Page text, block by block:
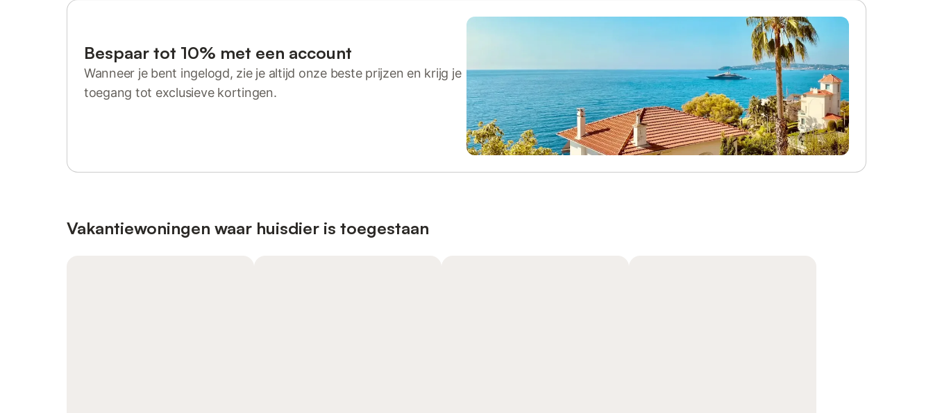
Bespaar tot 10% met een account
Wanneer je bent ingelogd, zie je altijd onze beste prijzen en krijg je
toegang tot exclusieve kortingen.
Vakantiewoningen waar huisdier is toegestaan